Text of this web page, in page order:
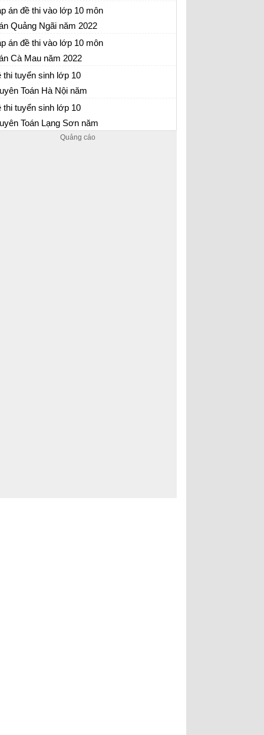
thi môn Toán vào lớp 10 Hòa Bình năm 2022
án đề thi vào lớp 10 môn
Quảng Ngãi năm 2022
thi môn Toán vào lớp 10 Quảng Ngãi năm
án đề thi vào lớp 10 môn
Cà Mau năm 2022
thi môn Toán vào lớp 10 Cà Mau năm 2022
thi tuyển sinh lớp 10
Toán Hà Nội năm
thi tuyển sinh lớp 10 chuyên Toán Hà Nội
thi tuyển sinh lớp 10
Toán Lạng Sơn năm
thi tuyển sinh lớp 10 chuyên Toán Lạng Sơn